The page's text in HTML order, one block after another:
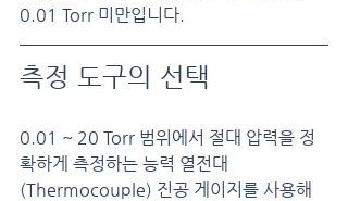
0.01 Torr 미만입니다.
측정 도구의 선택
0.01 ~ 20 Torr 범위에서 절대 압력을 정
확하게 측정하는 능력 열전대
(Thermocouple) 진공 게이지를 사용해